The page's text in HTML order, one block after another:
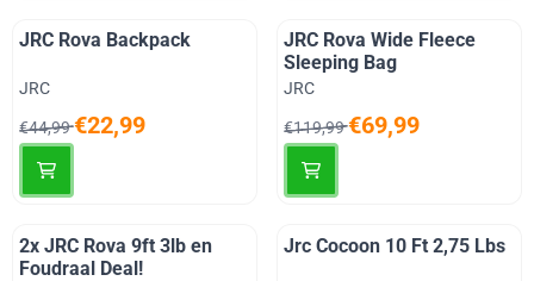
JRC Rova Backpack
Merk:
JRC
Van 44,99 voor 22,99
€44,99€22,99
JRC Rova Wide Fleece
Sleeping Bag
Merk:
JRC
Van 119,99 voor 69,99
€119,99€69,99
2x JRC Rova 9ft 3lb en
Foudraal Deal!
Jrc Cocoon 10 Ft 2,75 Lbs